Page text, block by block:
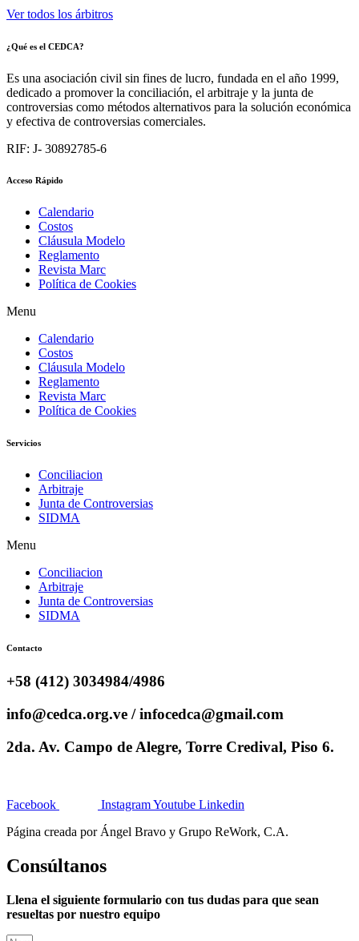
Ver todos los árbitros
¿Qué es el CEDCA?
Es una asociación civil sin fines de lucro, fundada en el año 1999,
dedicado a promover la conciliación, el arbitraje y la junta de
controversias como métodos alternativos para la solución económica
y efectiva de controversias comerciales.
RIF: J- 30892785-6
Acceso Rápido
Calendario
Costos
Cláusula Modelo
Reglamento
Revista Marc
Política de Cookies
Menu
Calendario
Costos
Cláusula Modelo
Reglamento
Revista Marc
Política de Cookies
Servicios
Conciliacion
Arbitraje
Junta de Controversias
SIDMA
Menu
Conciliacion
Arbitraje
Junta de Controversias
SIDMA
Contacto
+58 (412) 3034984/4986
info@cedca.org.ve / infocedca@gmail.com
2da. Av. Campo de Alegre, Torre Credival, Piso 6.
Facebook InstagramYoutube Linkedin
Página creada por Ángel Bravo y Grupo ReWork, C.A.
Consúltanos
Llena el siguiente formulario con tus dudas para que sean
resueltas por nuestro equipo